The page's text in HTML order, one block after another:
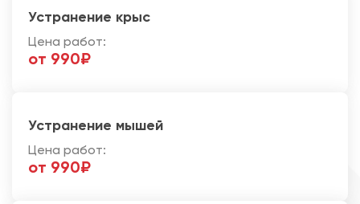
Устранение крыс
Цена работ:
от 990₽
Устранение мышей
Цена работ:
от 990₽